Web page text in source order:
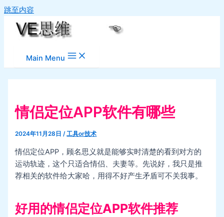
跳至内容
Main Menu
情侣定位APP软件有哪些
2024年11月28日/工具or技术
情侣定位APP，顾名思义就是能够实时清楚的看到对方的
运动轨迹，这个只适合情侣、夫妻等。先说好，我只是推
荐相关的软件给大家哈，用得不好产生矛盾可不关我事。
好用的情侣定位APP软件推荐